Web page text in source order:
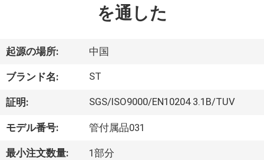
製
品
ビ
デ
を通した
起源の場所: 中国
ブランド名: ST
証明: SGS/ISO9000/EN10204 3.1B/TUV
モデル番号: 管付属品031
最小注文数量: 1部分